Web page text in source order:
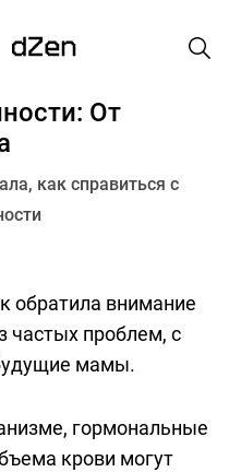
От
как справиться с
обратила внимание
частых проблем, с
мамы.
гормональные
крови могут